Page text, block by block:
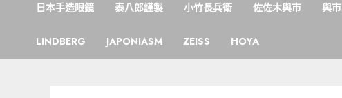
日本手造眼鏡 泰八郎謹製 小竹長兵衛 佐佐木與市 與市
LINDBERG JAPONIASM ZEISS HOYA